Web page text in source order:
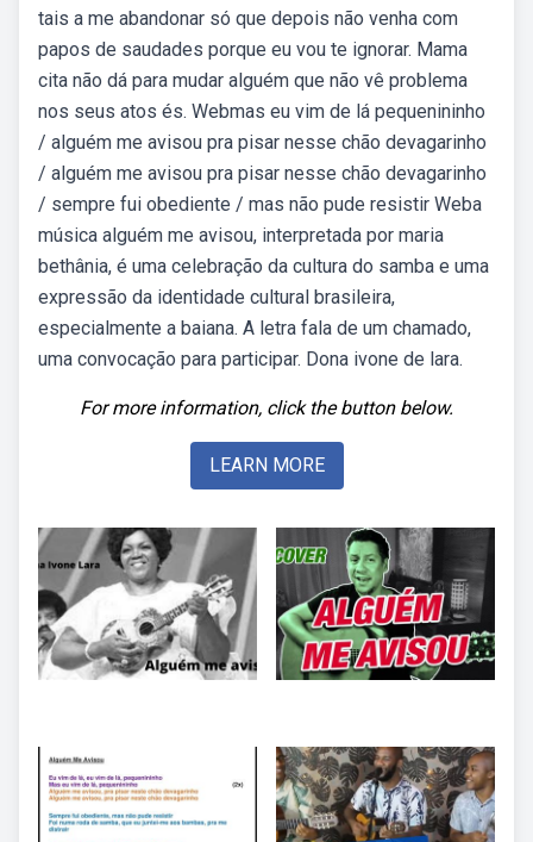
tais a me abandonar só que depois não venha com
papos de saudades porque eu vou te ignorar. Mama
cita não dá para mudar alguém que não vê problema
nos seus atos és. Webmas eu vim de lá pequenininho
/ alguém me avisou pra pisar nesse chão devagarinho
/ alguém me avisou pra pisar nesse chão devagarinho
/ sempre fui obediente / mas não pude resistir Weba
música alguém me avisou, interpretada por maria
bethânia, é uma celebração da cultura do samba e uma
expressão da identidade cultural brasileira,
especialmente a baiana. A letra fala de um chamado,
uma convocação para participar. Dona ivone de lara.
For more information, click the button below.
LEARN MORE